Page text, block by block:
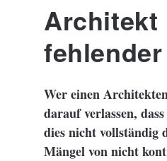
Architekt
Wer einen
darauf verlassen,
dies nicht vollständig
Mängel von nicht